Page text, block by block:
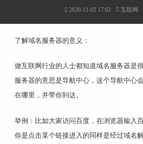
2020-11-02 17:02 互联网
了解域名服务器的意义：
做互联网行业的人士都知道域名服务器是
服务器的意思是导航中心，这个导航中心
在哪里，并带你到达。
举例：比如大家访问百度，在浏览器输入
你是点击某个链接进入的同样是经过域名